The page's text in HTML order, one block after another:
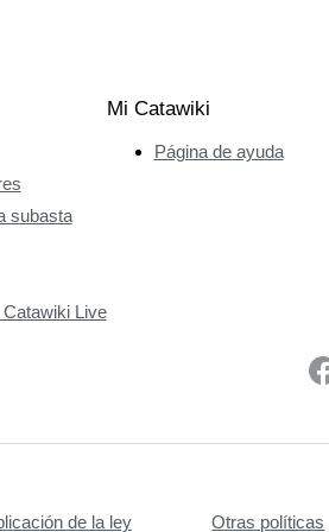
subasta
Live
Mi Catawiki
Página de ayuda
de la ley Otras políticas